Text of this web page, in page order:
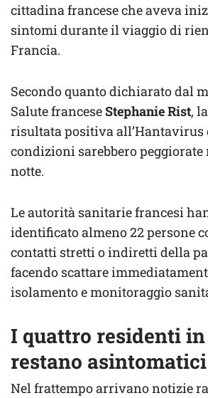
cittadina francese che aveva
sintomi durante il viaggio di
Francia.
Secondo quanto dichiarato dal
Salute franceseStephanie Rist,
risultata positiva all’Hantavirus
condizioni sarebbero peggiorate
notte.
Le autorità sanitarie francesi
identificato almeno 22 persone
contatti stretti o indiretti della
facendo scattare
isolamento e monitoraggio
I quattro residenti
restano asintomatici
Nel frattempo arrivano notizie